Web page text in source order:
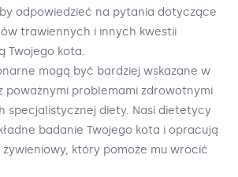
odpowiedzieć na pytania dotyczące
trawiennych i innych kwestii
Twojego kota.
mogą być bardziej wskazane w
poważnymi problemami zdrowotnymi
specjalistycznej diety. Nasi dietetycy
badanie Twojego kota i opracują
który pomoże mu wrócić